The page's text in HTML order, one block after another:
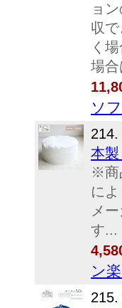
ョ
収
く
場
ソ
214.
本製
※商
に
メ
す...
ン
215.